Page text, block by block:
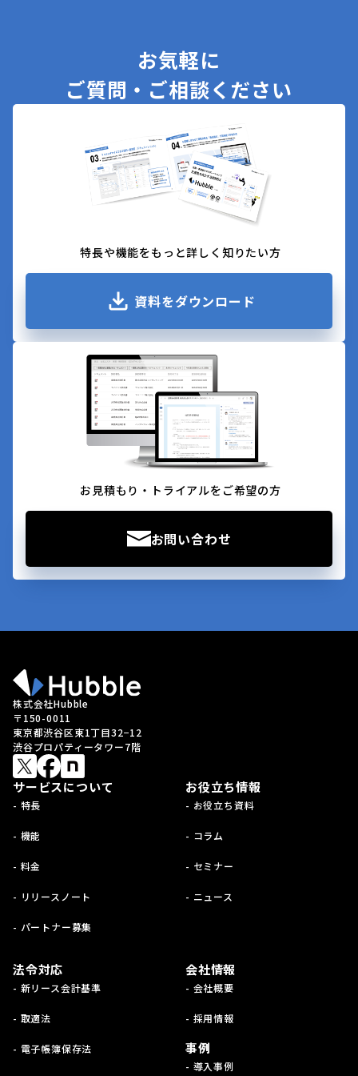
お気軽に
ご質問・ご相談ください
特長や機能をもっと詳しく知りたい方
資料をダウンロード
お見積もり・トライアルをご希望の方
お問い合わせ
株式会社Hubble
〒150-0011
東京都渋谷区東1丁目32−12
渋谷プロパティータワー7階
サービスについて
- 特長
- 機能
- 料金
- リリースノート
- パートナー募集
お役立ち情報
- お役立ち資料
- コラム
- セミナー
- ニュース
法令対応
- 新リース会計基準
- 取適法
- 電子帳簿保存法
会社情報
- 会社概要
- 採用情報
事例
- 導入事例